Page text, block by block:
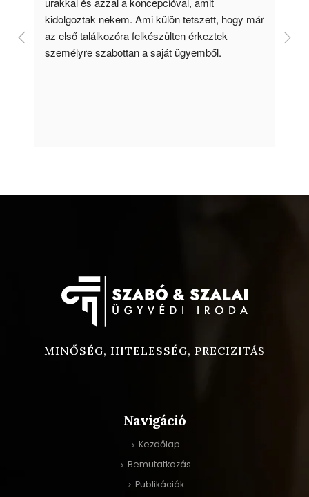
MINŐSÉG, HITELESSÉG, PRECIZITÁS
Navigáció
Kezdőlap
Bemutatkozás
Publikációk